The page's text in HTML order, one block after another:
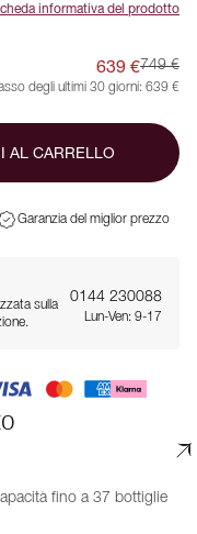
informativa del prodotto
639 €749 €
degli ultimi 30 giorni: 639 €
AL CARRELLO
Garanzia del miglior prezzo
sulla
0144 230088
Lun-Ven: 9-17
fino a 37 bottiglie